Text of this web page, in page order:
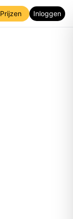
Prijzen Inloggen